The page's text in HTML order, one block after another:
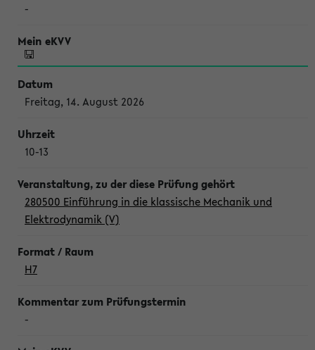
-
Freitag, 14. August 2026
10-13
280500 Einführung in die klassische Mechanik und
Elektrodynamik (V)
H7
-